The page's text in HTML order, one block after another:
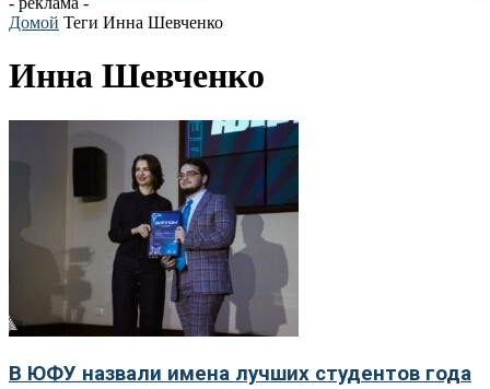
Домой Теги Инна Шевченко
Инна Шевченко
В ЮФУ назвали имена лучших студентов года